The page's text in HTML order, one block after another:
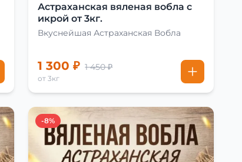
Астраханская вяленая вобла с
икрой от 3кг.
Вкуснейшая Астраханская Вобла
1 300 ₽ 1 450 ₽
от 3кг
-8%